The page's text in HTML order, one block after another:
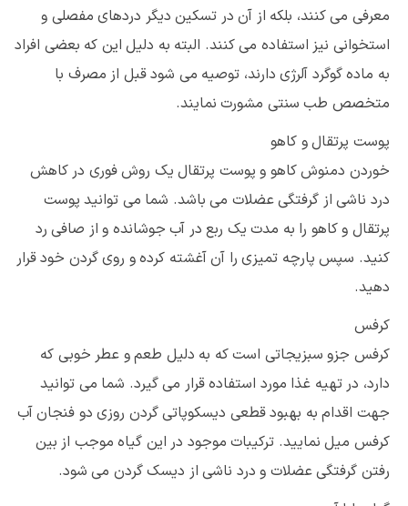
معرفی می کنند، بلکه از آن در تسکین دیگر دردهای مفصلی و
استخوانی نیز استفاده می کنند. البته به دلیل این که بعضی افراد
به ماده گوگرد آلرژی دارند، توصیه می شود قبل از مصرف با
متخصص طب سنتی مشورت نمایند.
پوست پرتقال و کاهو
خوردن دمنوش کاهو و پوست پرتقال یک روش فوری در کاهش
درد ناشی از گرفتگی عضلات می باشد. شما می توانید پوست
پرتقال و کاهو را به مدت یک ربع در آب جوشانده و از صافی رد
کنید. سپس پارچه تمیزی را آن آغشته کرده و روی گردن خود قرار
دهید.
کرفس
کرفس جزو سبزیجاتی است که به دلیل طعم و عطر خوبی که
دارد، در تهیه غذا مورد استفاده قرار می گیرد. شما می توانید
جهت اقدام به بهبود قطعی دیسکوپاتی گردن روزی دو فنجان آب
کرفس میل نمایید. ترکیبات موجود در این گیاه موجب از بین
رفتن گرفتگی عضلات و درد ناشی از دیسک گردن می شود.